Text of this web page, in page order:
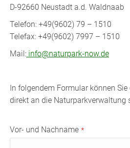
D-92660 Neustadt a.d. Waldnaab
Telefon: +49(9602) 79 – 1510
Telefax: +49(9602) 7997 – 1510
Mail: info@naturpark-now.de
In folgendem Formular können
direkt an die Naturparkverwaltung
Vor- und Nachname *